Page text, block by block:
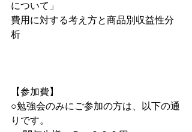
について」
費用に対する考え方と商品別収益性分
析
【参加費】
○勉強会のみにご参加の方は、以下の通
りです。